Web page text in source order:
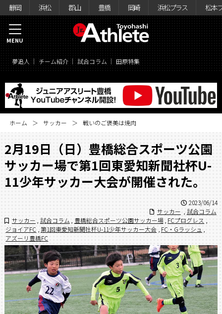
静岡 浜松 郡山 豊橋 岡崎 浜松プラス 松本
夢追人 チーム紹介 試合コラム 田原特集
MENU
ホーム サッカー 戦いのご褒美は焼肉
2月19日（日）豊橋総合スポーツ公園
サッカー場で第1回東愛知新聞社杯U-
11少年サッカー大会が開催された。
2023/06/14
サッカー
試合コラム
サッカー 試合コラム 豊橋総合スポーツ公園サッカー場 FCプログレス ,
ジョイアFC 第1回東愛知新聞社杯U-11少年サッカー大会 FC・Gラッシュ
アズーリ豊橋FC